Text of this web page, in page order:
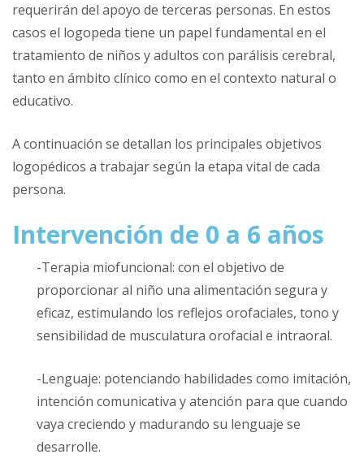
requerirán del apoyo de terceras personas. En estos
casos el logopeda tiene un papel fundamental en el
tratamiento de niños y adultos con parálisis cerebral,
tanto en ámbito clínico como en el contexto natural o
educativo.
A continuación se detallan los principales objetivos
logopédicos a trabajar según la etapa vital de cada
persona.
Intervención de 0 a 6 años
-Terapia miofuncional: con el objetivo de
proporcionar al niño una alimentación segura y
eficaz, estimulando los reflejos orofaciales, tono y
sensibilidad de musculatura orofacial e intraoral.
-Lenguaje: potenciando habilidades como imitación,
intención comunicativa y atención para que cuando
vaya creciendo y madurando su lenguaje se
desarrolle.